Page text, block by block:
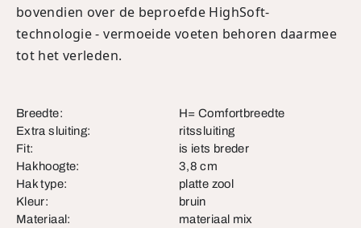
bovendien over de beproefde HighSoft-
technologie - vermoeide voeten behoren daarmee
tot het verleden.
Breedte:
H= Comfortbreedte
Extra sluiting:
ritssluiting
Fit:
is iets breder
Hakhoogte:
3,8 cm
Hak type:
platte zool
Kleur:
bruin
Materiaal:
materiaal mix